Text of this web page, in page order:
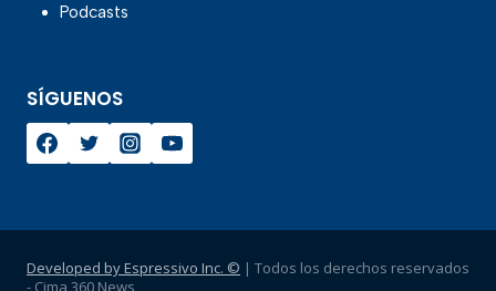
Podcasts
SÍGUENOS
Developed by Espressivo Inc. © | Todos los derechos reservados
- Cima 360 News